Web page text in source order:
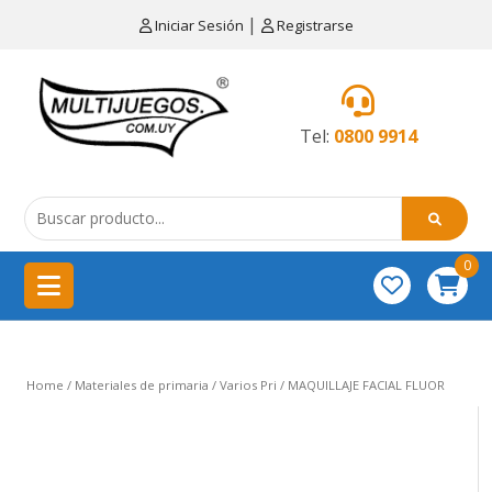
Iniciar Sesión | Registrarse
Tel: 0800 9914
MENÚ
de
cocina
China
importación
0
Home / Materiales de primaria / Varios Pri / MAQUILLAJE FACIAL FLUOR